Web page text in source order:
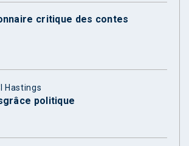
critique des contes
Hastings
politique